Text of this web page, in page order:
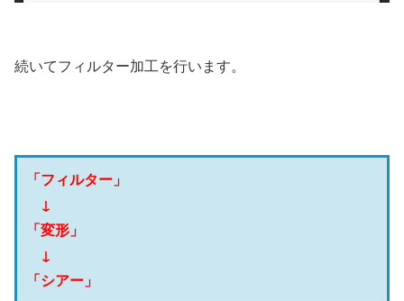
続いてフィルター加工を行います。
「フィルター」
↓
「変形」
↓
「シアー」